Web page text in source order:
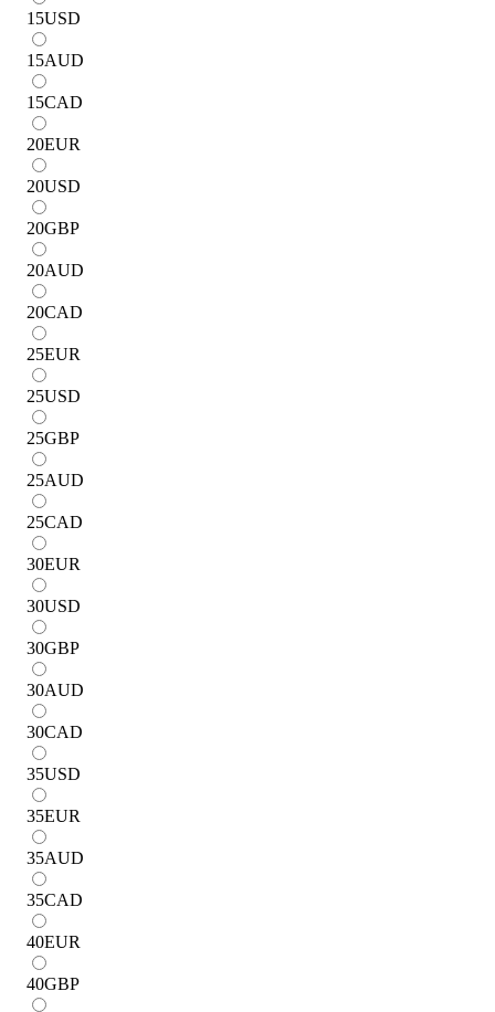
15USD
15AUD
15CAD
20EUR
20USD
20GBP
20AUD
20CAD
25EUR
25USD
25GBP
25AUD
25CAD
30EUR
30USD
30GBP
30AUD
30CAD
35USD
35EUR
35AUD
35CAD
40EUR
40GBP